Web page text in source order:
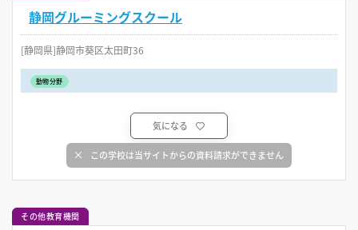
静岡グルーミングスクール
[静岡県]静岡市葵区太田町36
動物分野
気になる
この学校は当サイトからの資料請求ができません
その他教育機関